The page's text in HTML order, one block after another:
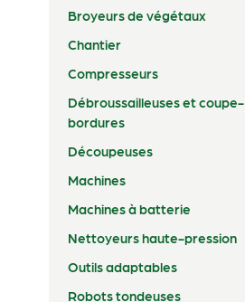
Broyeurs de végétaux
Chantier
Compresseurs
Débroussailleuses et coupe-
bordures
Découpeuses
Machines
Machines à batterie
Nettoyeurs haute-pression
Outils adaptables
Robots tondeuses